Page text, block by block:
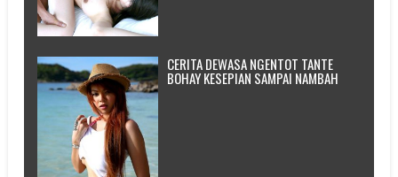
CERITA DEWASA NGENTOT TANTE
BOHAY KESEPIAN SAMPAI NAMBAH